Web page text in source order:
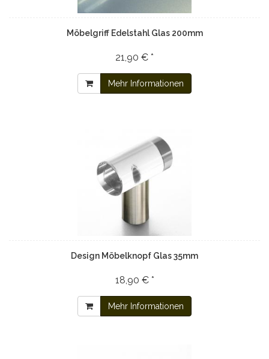
Möbelgriff Edelstahl Glas 200mm
21,90 € *
Mehr Informationen
Design Möbelknopf Glas 35mm
18,90 € *
Mehr Informationen